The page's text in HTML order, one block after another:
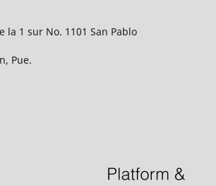
la 1 sur No. 1101 San Pablo
Pue.